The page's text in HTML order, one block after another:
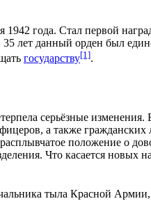
1942 года. Стал первой
лет данный орден был
государству[1].
серьёзные
, а также гражданских
положение о
Что касается новых
тыла Красной Армии